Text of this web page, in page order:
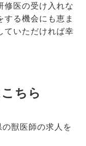
修医の受け入れな
する機会にも恵ま
ていただければ幸
ちら
獣医師の求人を